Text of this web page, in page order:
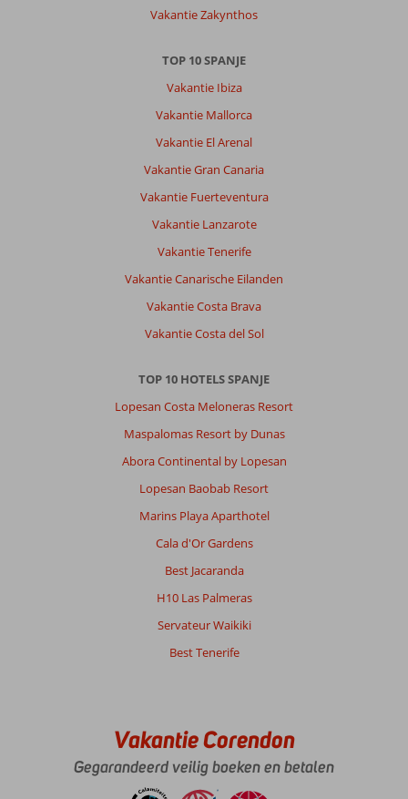
Vakantie Zakynthos
TOP 10 SPANJE
Vakantie Ibiza
Vakantie Mallorca
Vakantie El Arenal
Vakantie Gran Canaria
Vakantie Fuerteventura
Vakantie Lanzarote
Vakantie Tenerife
Vakantie Canarische Eilanden
Vakantie Costa Brava
Vakantie Costa del Sol
TOP 10 HOTELS SPANJE
Lopesan Costa Meloneras Resort
Maspalomas Resort by Dunas
Abora Continental by Lopesan
Lopesan Baobab Resort
Marins Playa Aparthotel
Cala d'Or Gardens
Best Jacaranda
H10 Las Palmeras
Servateur Waikiki
Best Tenerife
Vakantie Corendon
Gegarandeerd veilig boeken en betalen